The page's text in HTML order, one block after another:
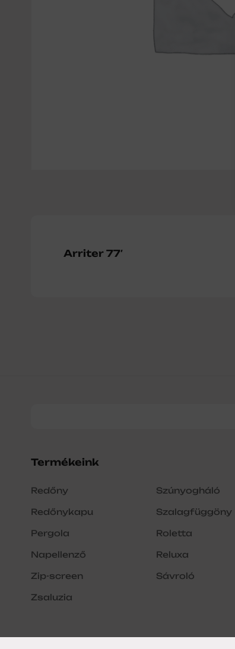
Arriter 77′
Termékeink
Redőny
Redőnykapu
Pergola
Napellenző
Zip-screen
Zsaluzia
Szúnyogháló
Szalagfüggöny
Roletta
Reluxa
Sávroló